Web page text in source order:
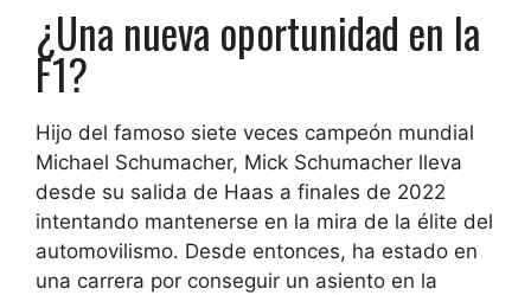
¿Una nueva oportunidad en la
F1?
Hijo del famoso siete veces campeón mundial
Michael Schumacher, Mick Schumacher lleva
desde su salida de Haas a finales de 2022
intentando mantenerse en la mira de la élite del
automovilismo. Desde entonces, ha estado en
una carrera por conseguir un asiento en la